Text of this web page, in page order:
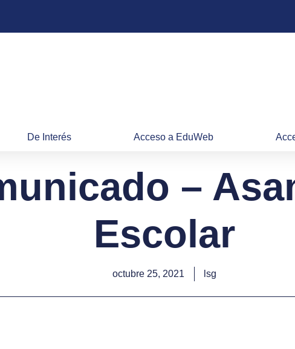
De Interés Acceso a EduWeb
–
Escolar
octubre 25, 2021 lsg